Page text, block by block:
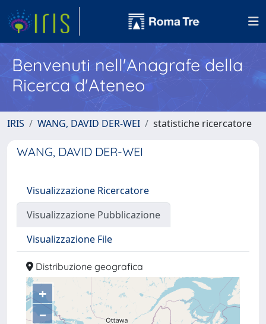
Benvenuti nell'Anagrafe della
Ricerca d'Ateneo
IRIS WANG, DAVID DER-WEI statistiche ricercatore
WANG, DAVID DER-WEI
Visualizzazione Ricercatore
Visualizzazione Pubblicazione
Visualizzazione File
Distribuzione geografica
+
–